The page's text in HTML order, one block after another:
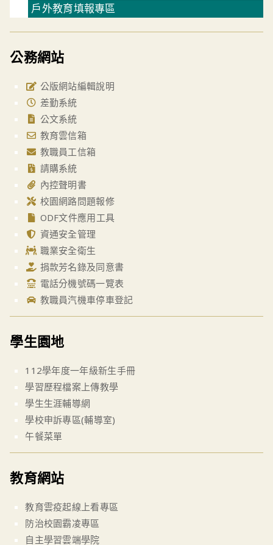
戶外教育填報專區
公務網站
公版網站編輯說明
差勤系統
公文系統
教育雲信箱
教職員工信箱
請購系統
內控聲明書
校園網路問題報修
ODF文件應用工具
資通安全管理
職業安全衛生
捐款芳名錄及同意書
電話分機號碼一覽表
教職員汽機車停車登記
學生園地
112學年度一年級新生手冊
學習歷程檔案上傳教學
學生生涯輔導網
學校申訴專區(輔導室)
午餐菜單
教育網站
教育雲疫起線上看專區
防治校園霸凌專區
自主學習雲端學院